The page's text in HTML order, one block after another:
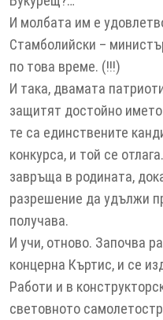
И молбата им е
Стамболийски –
по това време. (!!!)
И така, двамата
защитят достойно
те са единствените
конкурса, и той се
завръща в родината,
разрешение да удължи
получава.
И учи, отново. Започва
концерна Къртис, и се
Работи и в
световното